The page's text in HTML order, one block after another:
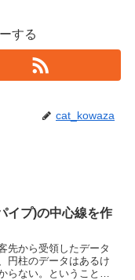
する
cat_kowaza
イプ)の中心線を作
先から受領したデータ
円柱のデータはあるけ
らない。ということが